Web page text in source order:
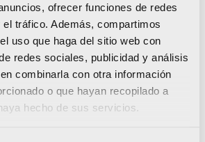
ofrecer funciones de redes
tráfico. Además, compartimos
uso que haga del sitio web con
redes sociales, publicidad y análisis
combinarla con otra información
o que hayan recopilado a
hecho de sus servicios.
edición de 2014